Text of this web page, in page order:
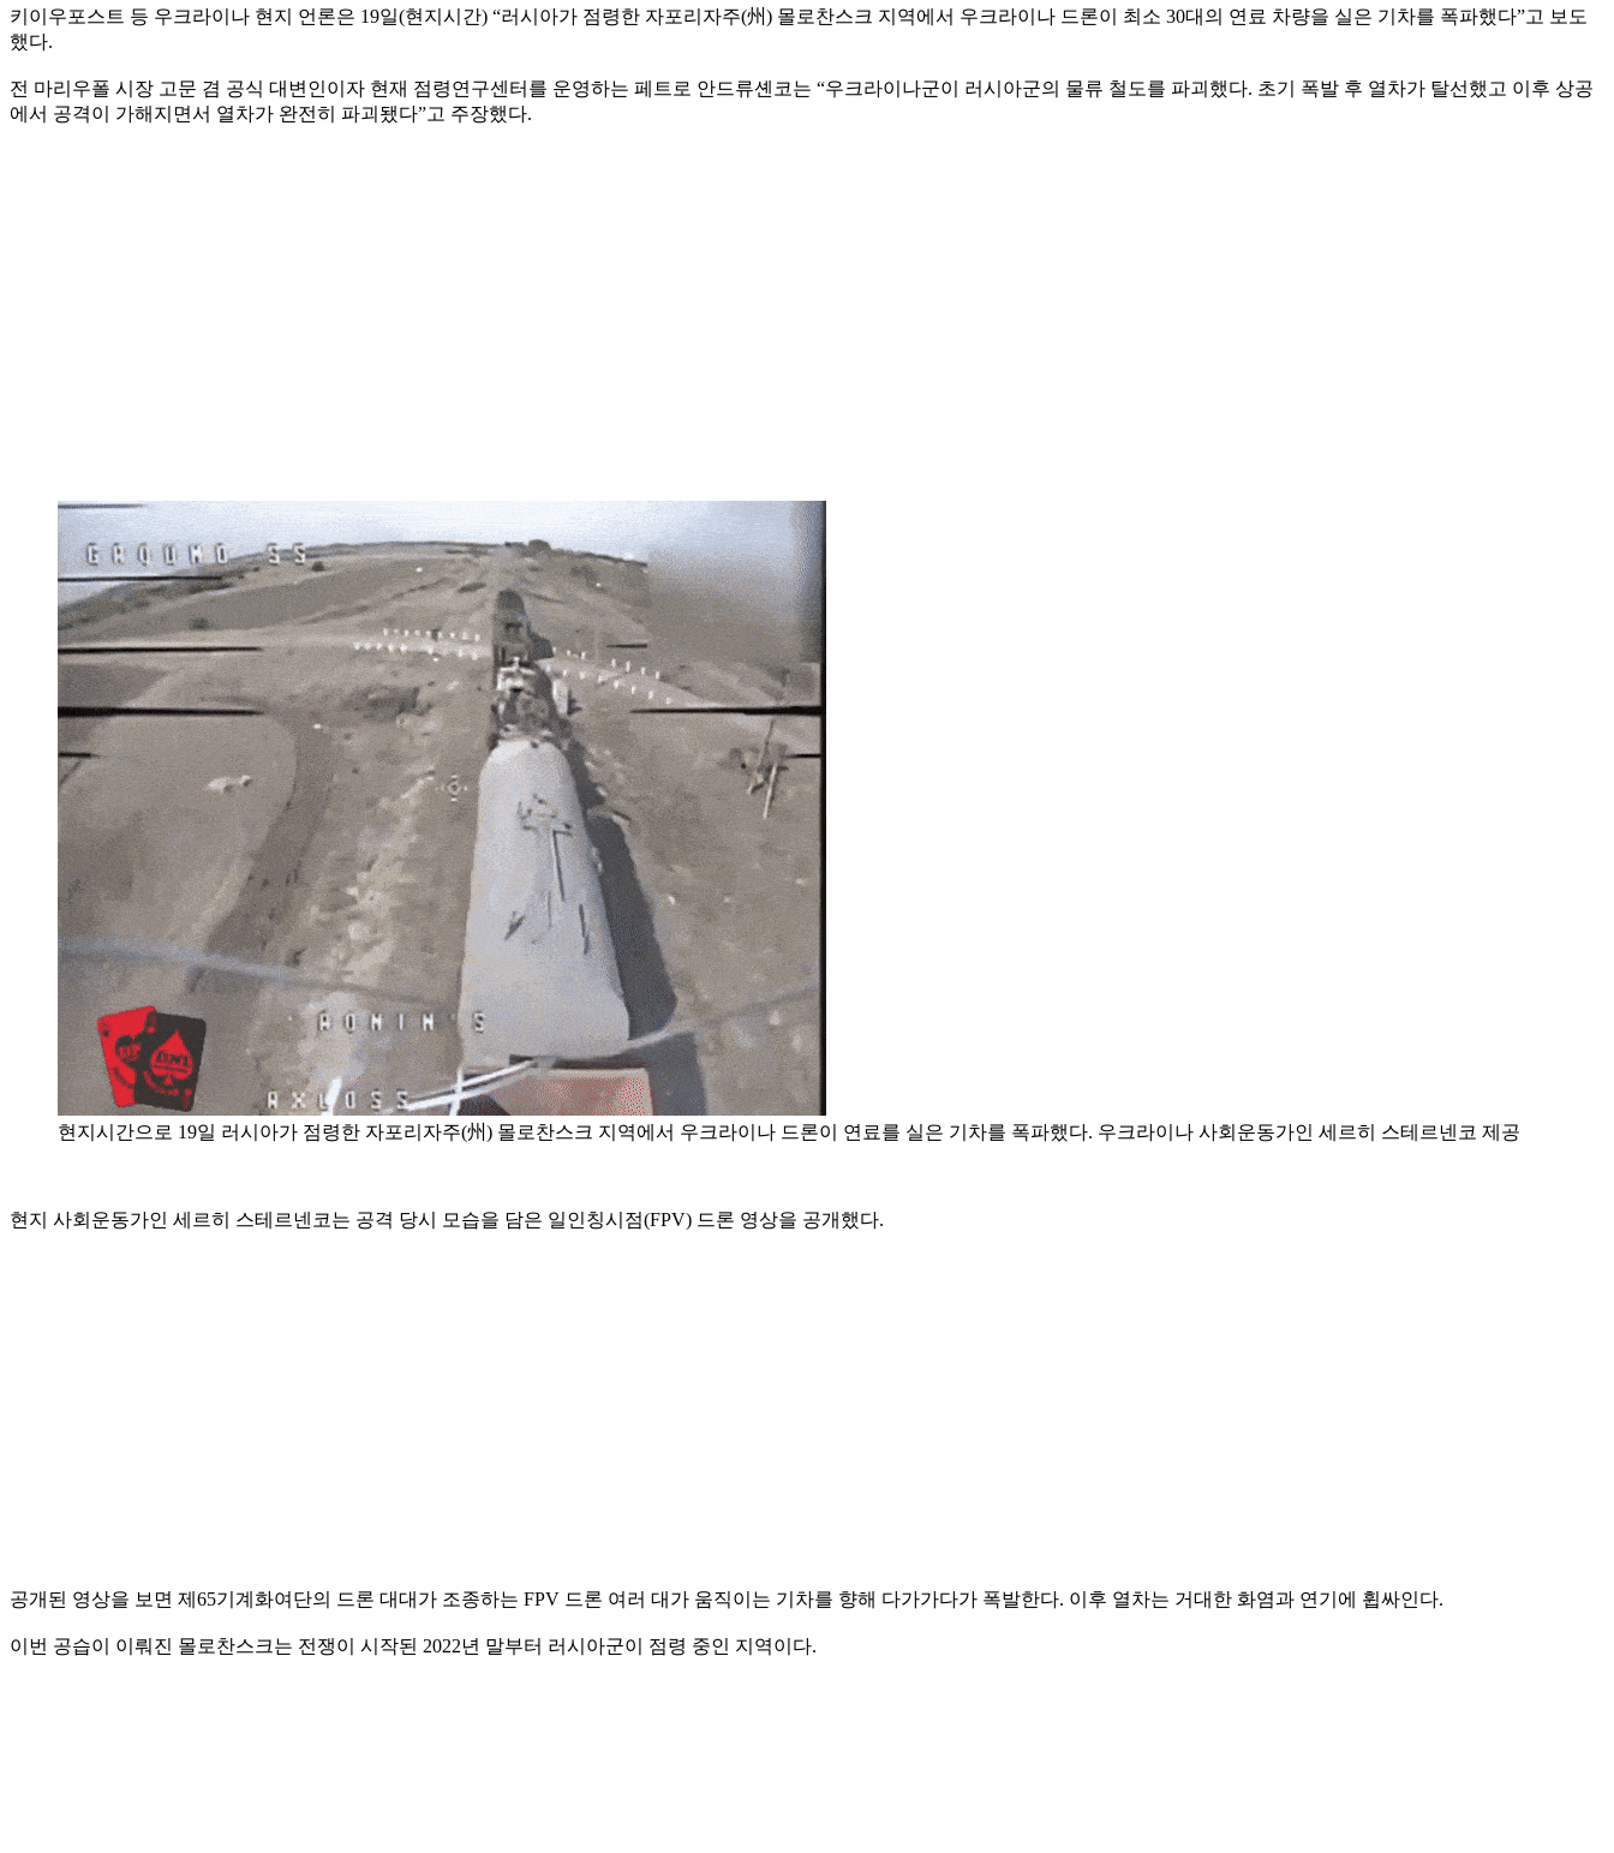
키이우포스트 등 우크라이나 현지 언론은 19일(현지시간) “러시아가 점령한 자포리자주(州) 몰로찬스크 지역에서 우크라이나 드론이 최소 30대의 연료 차량을 실은 기차를 폭파했다”고 보도
했다.
전 마리우폴 시장 고문 겸 공식 대변인이자 현재 점령연구센터를 운영하는 페트로 안드류셴코는 “우크라이나군이 러시아군의 물류 철도를 파괴했다. 초기 폭발 후 열차가 탈선했고 이후 상공
에서 공격이 가해지면서 열차가 완전히 파괴됐다”고 주장했다.
현지시간으로 19일 러시아가 점령한 자포리자주(州) 몰로찬스크 지역에서 우크라이나 드론이 연료를 실은 기차를 폭파했다. 우크라이나 사회운동가인 세르히 스테르넨코 제공
현지 사회운동가인 세르히 스테르넨코는 공격 당시 모습을 담은 일인칭시점(FPV) 드론 영상을 공개했다.
공개된 영상을 보면 제65기계화여단의 드론 대대가 조종하는 FPV 드론 여러 대가 움직이는 기차를 향해 다가가다가 폭발한다. 이후 열차는 거대한 화염과 연기에 휩싸인다.
이번 공습이 이뤄진 몰로찬스크는 전쟁이 시작된 2022년 말부터 러시아군이 점령 중인 지역이다.